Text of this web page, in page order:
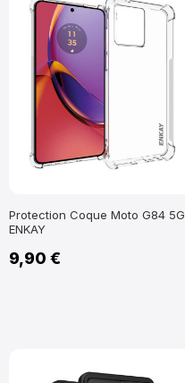
Protection Coque Moto G84 5G
ENKAY
9,90 €